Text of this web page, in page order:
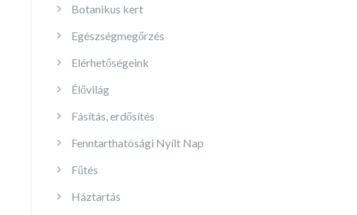
Botanikus kert
Egészségmegőrzés
Elérhetőségeink
Élővilág
Fásítás, erdősítés
Fenntarthatósági Nyílt Nap
Fűtés
Háztartás